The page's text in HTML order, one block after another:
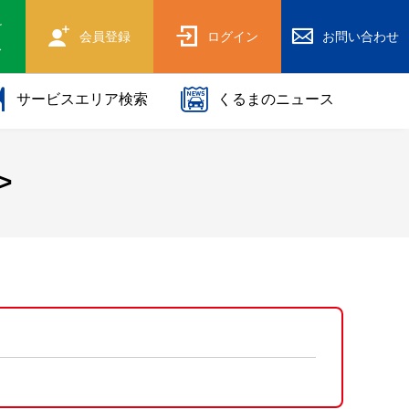
会員登録 ログイン お問い合わせ
サービスエリア検索 くるまのニュース